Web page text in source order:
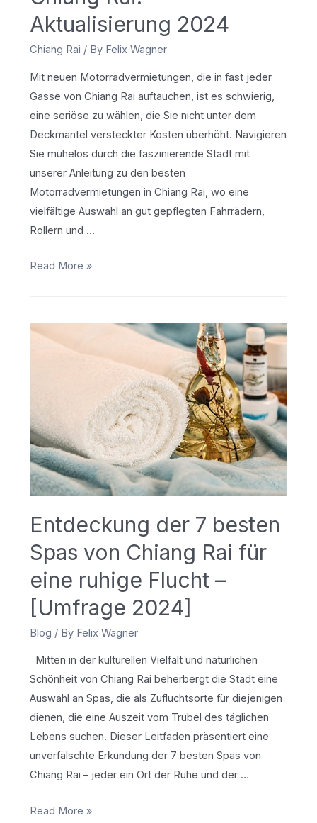
Aktualisierung 2024
Chiang Rai / By Felix Wagner
Mit neuen Motorradvermietungen, die in fast jeder
Gasse von Chiang Rai auftauchen, ist es schwierig,
eine seriöse zu wählen, die Sie nicht unter dem
Deckmantel versteckter Kosten überhöht. Navigieren
Sie mühelos durch die faszinierende Stadt mit
unserer Anleitung zu den besten
Motorradvermietungen in Chiang Rai, wo eine
vielfältige Auswahl an gut gepflegten Fahrrädern,
Rollern und …
Die
in
Chiang
Read More »
Entdeckung der 7 besten
Spas von Chiang Rai für
eine ruhige Flucht –
[Umfrage 2024]
Blog / By Felix Wagner
Mitten in der kulturellen Vielfalt und natürlichen
Schönheit von Chiang Rai beherbergt die Stadt eine
Auswahl an Spas, die als Zufluchtsorte für diejenigen
dienen, die eine Auszeit vom Trubel des täglichen
Lebens suchen. Dieser Leitfaden präsentiert eine
unverfälschte Erkundung der 7 besten Spas von
Chiang Rai – jeder ein Ort der Ruhe und der …
Entdeckung
Read More »